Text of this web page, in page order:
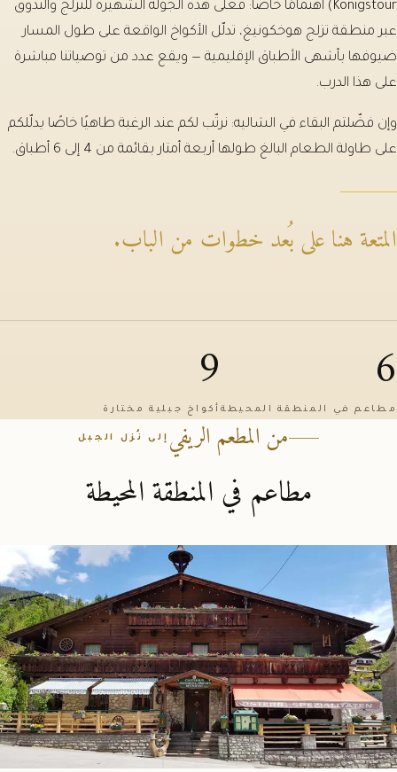
Königstour) اهتمامًا خاصًا: فعلى هذه الجولة الشهيرة للتزلج والتذوّق
عبر منطقة تزلج هوخكونيغ، تدلّل الأكواخ الواقعة على طول المسار
ضيوفها بأشهى الأطباق الإقليمية — ويقع عدد من توصياتنا مباشرة
على هذا الدرب.
وإن فضّلتم البقاء في الشاليه: نرتّب لكم عند الرغبة طاهيًا خاصًا يدلّلكم
على طاولة الطعام البالغ طولها أربعة أمتار بقائمة من 4 إلى 6 أطباق.
المتعة هنا على بُعد خطوات من الباب.
6
مطاعم في المنطقة المحيطة
9
أكواخ جبلية مختارة
من المطعم الريفي إلى نُزل الجبل
مطاعم في المنطقة المحيطة